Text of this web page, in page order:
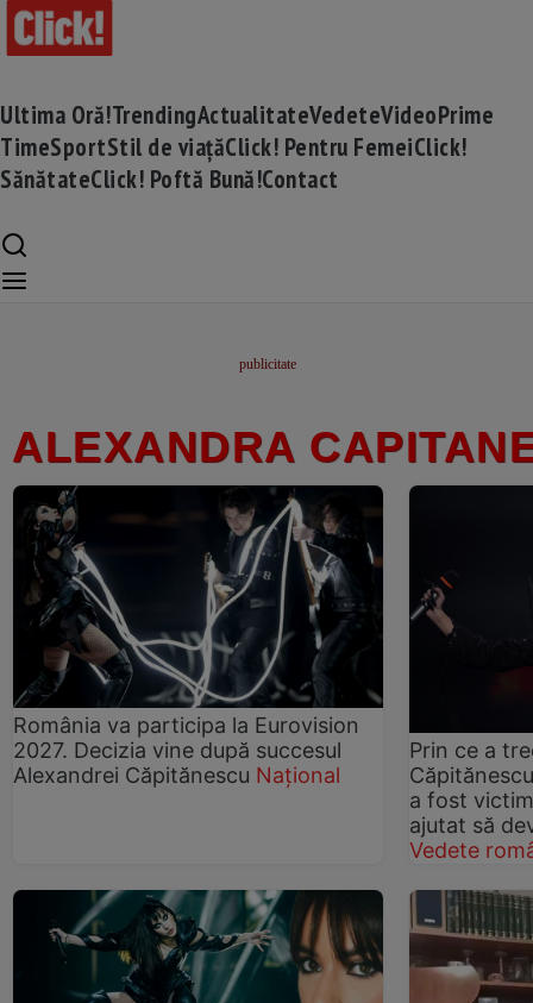
Ultima Oră!TrendingActualitateVedeteVideoPrime
TimeSportStil de viațăClick! Pentru FemeiClick!
SănătateClick! Poftă Bună!Contact
ALEXANDRA
România va participa la Eurovision
2027. Decizia vine după succesul
Alexandrei Căpitănescu Național
Prin ce a
a fost
ajutat să
Vedete